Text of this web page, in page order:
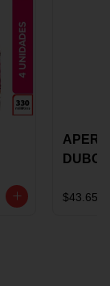
VINO
$43.650